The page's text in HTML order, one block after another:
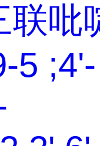
联吡
5 ;4'-